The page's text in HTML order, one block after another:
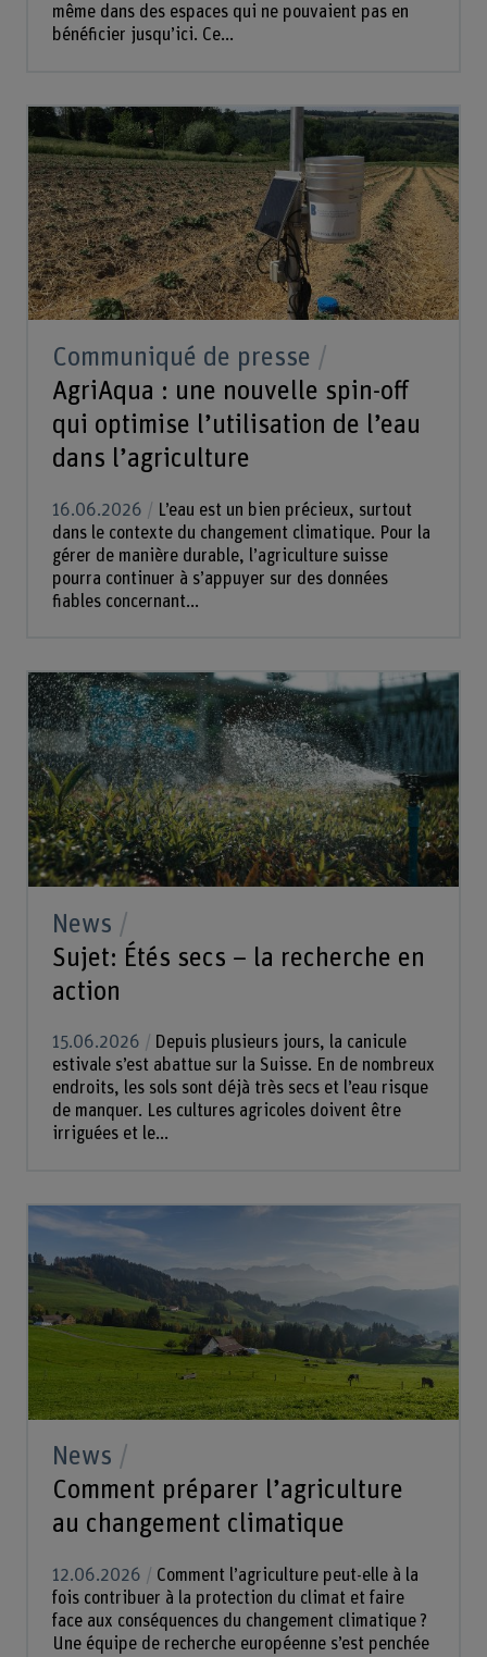
même dans des espaces qui ne pouvaient pas en
bénéficier jusqu’ici. Ce...
Communiqué de presse
AgriAqua : une nouvelle spin-off
qui optimise l’utilisation de l’eau
dans l’agriculture
16.06.2026
L’eau est un bien précieux, surtout
dans le contexte du changement climatique. Pour la
gérer de manière durable, l’agriculture suisse
pourra continuer à s’appuyer sur des données
fiables concernant...
News
Sujet: Étés secs – la recherche en
action
15.06.2026
Depuis plusieurs jours, la canicule
estivale s’est abattue sur la Suisse. En de nombreux
endroits, les sols sont déjà très secs et l’eau risque
de manquer. Les cultures agricoles doivent être
irriguées et le...
News
Comment préparer l’agriculture
au changement climatique
12.06.2026
Comment l’agriculture peut-elle à la
fois contribuer à la protection du climat et faire
face aux conséquences du changement climatique ?
Une équipe de recherche européenne s’est penchée